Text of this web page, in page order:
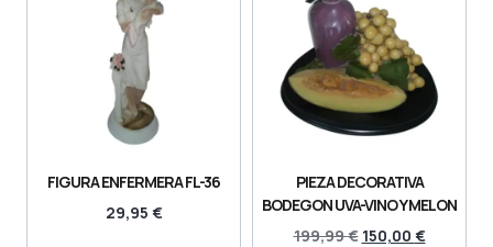
FIGURA ENFERMERA FL-36
29,95 €
PIEZA DECORATIVA
BODEGON UVA-VINO Y MELON
199,99€ 150,00 €